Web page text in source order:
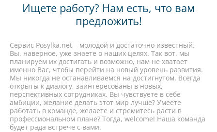
Ищете работу? Нам есть, что вам
предложить!
Сервис Posylka.net – молодой и достаточно известный.
Вы, наверное, уже знаете о наших целях. Так вот, мы
планируем их достигать и возможно, нам не хватает
именно Вас, чтобы перейти на новый уровень развития.
Мы никогда не останавливаемся на достигнутом. Всегда
открыты к диалогу, заинтересованы в новых,
перспективных сотрудниках. Вы чувствуете в себе
амбиции, желание делать этот мир лучше? Умеете
работать в команде, желаете и стремитесь расти в
профессиональном плане? Тогда, welcome! Наша команда
будет рада встрече с вами.